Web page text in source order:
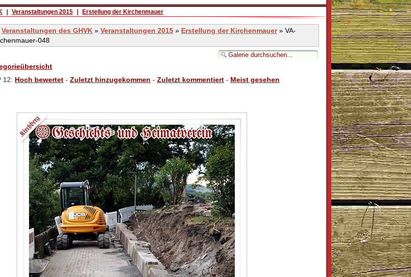
Veranstaltungen 2015 Erstellung der Kirchenmauer
Veranstaltungen des GHVK » Veranstaltungen 2015 » Erstellung der Kirchenmauer» VA-
048
12: Hoch bewertet - Zuletzt hinzugekommen - Zuletzt kommentiert - Meist gesehen